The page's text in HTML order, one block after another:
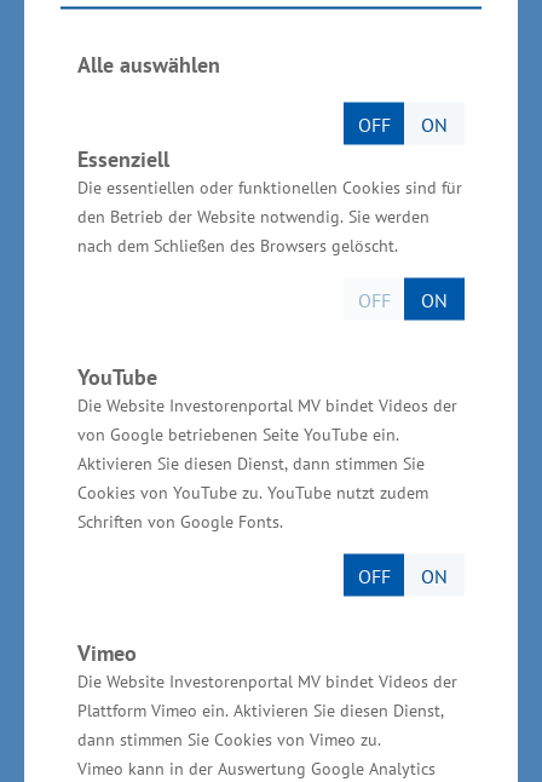
Alle auswählen
OFF ON
Essenziell
Die essentiellen oder funktionellen Cookies sind für
den Betrieb der Website notwendig. Sie werden
nach dem Schließen des Browsers gelöscht.
OFF ON
YouTube
Die Website Investorenportal MV bindet Videos der
von Google betriebenen Seite YouTube ein.
Aktivieren Sie diesen Dienst, dann stimmen Sie
Cookies von YouTube zu. YouTube nutzt zudem
Schriften von Google Fonts.
OFF ON
Vimeo
Die Website Investorenportal MV bindet Videos der
Plattform Vimeo ein. Aktivieren Sie diesen Dienst,
dann stimmen Sie Cookies von Vimeo zu.
Vimeo kann in der Auswertung Google Analytics
für mehr Windenergie auf See und ein starkes
gemeinsames Bekenntnis zum 30 Gigawatt
Ausbauziel bis 2030. Wir haben mit der
Vereinbarung einen klaren Prozess vereinbart,
um etappenweisen die Dinge so auszurichten,
dass wir die 30 Gigawatt erreichen können.
Wichtig dafür sind vor allem die vereinbarten
Meilensteine und Zeitpläne für die
des 30 Gigawatt-Ziels brauchen.“
„Und schließlich wird eine Beschleunigung von
Planungsprozessen nur mit mehr Personal
gelingen. Der Bund hat insbesondere das BSH
in den letzten zwei Jahren personell deutlich
verstärkt mit einem Stellenzuwachs von mehr
als 100 Stellen. Diese Personalverstärkung
muss uns allen Ansporn sein, denn ohne mehr
Personal wird es nicht schneller gehen“, so
Robert Habeck weiter.